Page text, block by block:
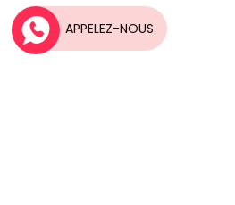
APPELEZ-NOUS